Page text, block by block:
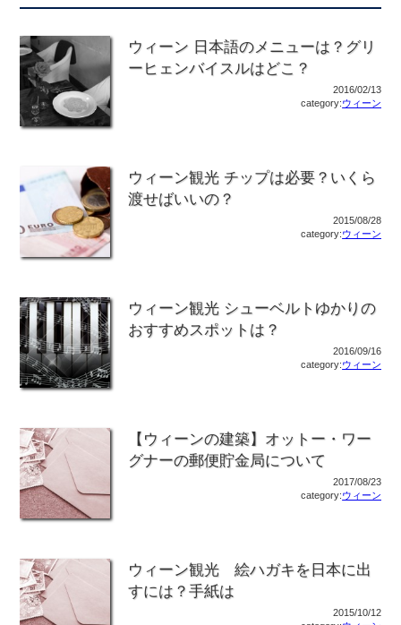
ウィーン 日本語のメニューは？グリ
ーヒェンバイスルはどこ？
2016/02/13
category:ウィーン
ウィーン観光 チップは必要？いくら
渡せばいいの？
2015/08/28
category:ウィーン
ウィーン観光 シューベルトゆかりの
おすすめスポットは？
2016/09/16
category:ウィーン
【ウィーンの建築】オットー・ワー
グナーの郵便貯金局について
2017/08/23
category:ウィーン
ウィーン観光 絵ハガキを日本に出
すには？手紙は
2015/10/12